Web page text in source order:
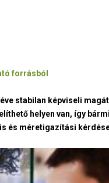
forrásból
stabilan képviseli
helyen van, így
és méretigazítási